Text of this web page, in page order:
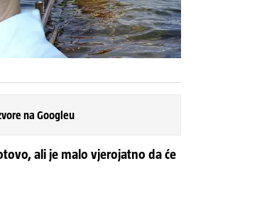
na Googleu
ali je malo vjerojatno da će